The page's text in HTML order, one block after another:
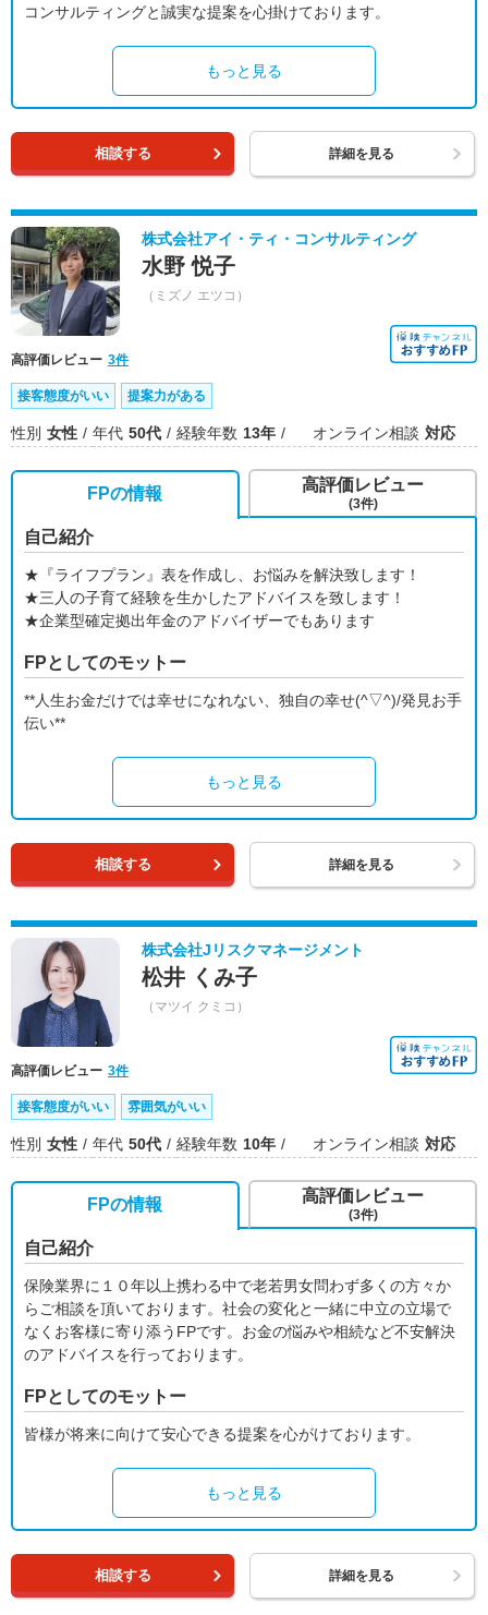
コンサルティングと誠実な提案を心掛けております。
もっと見る
相談する 詳細を見る
株式会社アイ・ティ・コンサルティング
水野 悦子
（ミズノ エツコ）
高評価レビュー 3件
接客態度がいい 提案力がある
性別 女性 年代 50代 経験年数 13年 オンライン相談 対応
FPの情報
自己紹介
★『ライフプラン』表を作成し、お悩みを解決致します！
★三人の子育て経験を生かしたアドバイスを致します！
★企業型確定拠出年金のアドバイザーでもあります
FPとしてのモットー
**人生お金だけでは幸せになれない、独自の幸せ(^▽^)/発見お手
伝い**
もっと見る
高評価レビュー
(3件)
相談する 詳細を見る
株式会社Jリスクマネージメント
松井 くみ子
（マツイ クミコ）
高評価レビュー 3件
接客態度がいい 雰囲気がいい
性別 女性 年代 50代 経験年数 10年 オンライン相談 対応
FPの情報
自己紹介
保険業界に１０年以上携わる中で老若男女問わず多くの方々か
らご相談を頂いております。社会の変化と一緒に中立の立場で
なくお客様に寄り添うFPです。お金の悩みや相続など不安解決
のアドバイスを行っております。
FPとしてのモットー
皆様が将来に向けて安心できる提案を心がけております。
もっと見る
高評価レビュー
(3件)
相談する 詳細を見る